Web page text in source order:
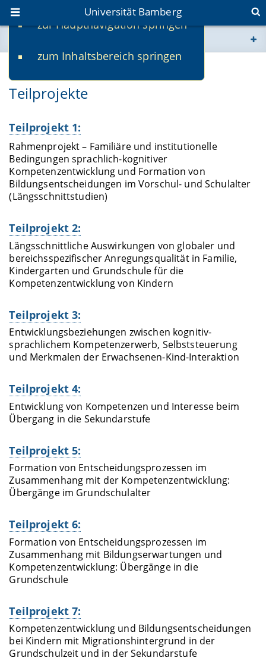
zur Hauptnavigation springen
zum Inhaltsbereich springen
Universität Bamberg
www.uni-bamberg.de
univis.uni-bamberg.de
Teilprojekte
Teilprojekt 1:
Rahmenprojekt – Familiäre und institutionelle
Bedingungen sprachlich-kognitiver
Kompetenzentwicklung und Formation von
Bildungsentscheidungen im Vorschul- und Schulalter
(Längsschnittstudien)
Teilprojekt 2:
Längsschnittliche Auswirkungen von globaler und
bereichsspezifischer Anregungsqualität in Familie,
Kindergarten und Grundschule für die
Kompetenzentwicklung von Kindern
Teilprojekt 3:
Entwicklungsbeziehungen zwischen kognitiv-
sprachlichem Kompetenzerwerb, Selbststeuerung
und Merkmalen der Erwachsenen-Kind-Interaktion
Teilprojekt 4:
Entwicklung von Kompetenzen und Interesse beim
Übergang in die Sekundarstufe
Teilprojekt 5:
Formation von Entscheidungsprozessen im
Zusammenhang mit der Kompetenzentwicklung:
Übergänge im Grundschulalter
Teilprojekt 6:
Formation von Entscheidungsprozessen im
Zusammenhang mit Bildungserwartungen und
Kompetenzentwicklung: Übergänge in die
Grundschule
Teilprojekt 7:
Kompetenzentwicklung und Bildungsentscheidungen
bei Kindern mit Migrationshintergrund in der
Grundschulzeit und in der Sekundarstufe